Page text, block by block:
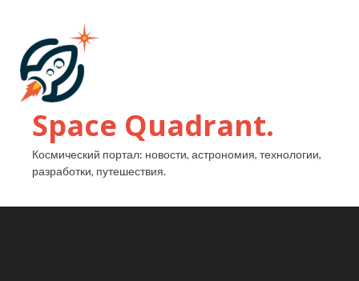
Space Quadrant.
Космический портал: новости, астрономия, технологии,
разработки, путешествия.